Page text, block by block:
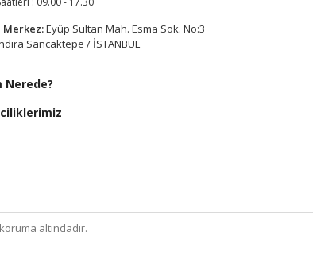
Merkez:Eyüp Sultan Mah. Esma Sok. No:3
Sancaktepe / İSTANBUL
Nerede?
altındadır.